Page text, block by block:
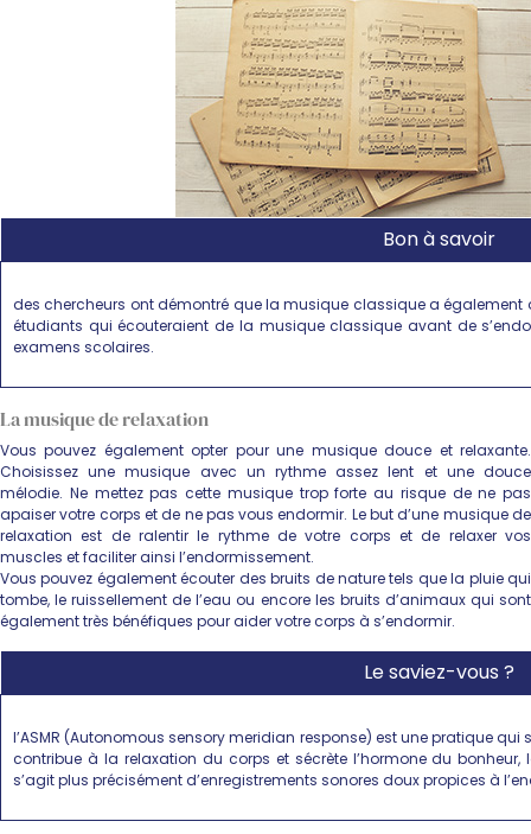
Bon à savoir
des chercheurs ont démontré que la musique classique a également
étudiants qui écouteraient de la musique classique avant de
examens scolaires.
La musique de relaxation
Vous pouvez également opter pour une musique douce et relaxante.
Choisissez une musique avec un rythme assez lent et une douce
mélodie. Ne mettez pas cette musique trop forte au risque de ne pas
apaiser votre corps et de ne pas vous endormir. Le but d’une musique de
relaxation est de ralentir le rythme de votre corps et de relaxer vos
muscles et faciliter ainsi l’endormissement.
Vous pouvez également écouter des bruits de nature tels que la pluie qui
tombe, le ruissellement de l’eau ou encore les bruits d’animaux qui sont
également très bénéfiques pour aider votre corps à s’endormir.
Le saviez-vous ?
l’ASMR (Autonomous sensory meridian response) est une pratique qui
contribue à la relaxation du corps et sécrète l’hormone du
s’agit plus précisément d’enregistrements sonores doux propices à